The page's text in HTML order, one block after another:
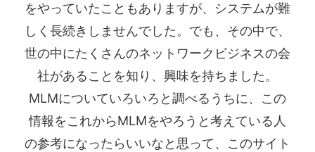
をやっていたこともありますが、システムが難
しく長続きしませんでした。でも、その中で、
世の中にたくさんのネットワークビジネスの会
社があることを知り、興味を持ちました。
MLMについていろいろと調べるうちに、この
情報をこれからMLMをやろうと考えている人
の参考になったらいいなと思って、このサイト